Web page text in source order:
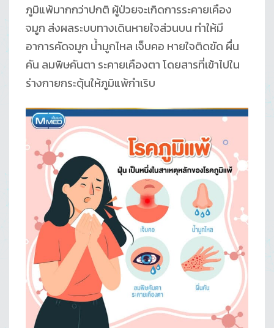
ภูมิแพ้มากกว่าปกติ ผู้ป่วยจะเกิดการระคายเคือง
จมูก ส่งผลระบบทางเดินหายใจส่วนบน ทำให้มี
อาการคัดจมูก น้ำมูกไหล เจ็บคอ หายใจติดขัด ผื่น
คัน ลมพิษคันตา ระคายเคืองตา โดยสารที่เข้าไปใน
ร่างกายกระตุ้นให้ภูมิแพ้กำเริบ